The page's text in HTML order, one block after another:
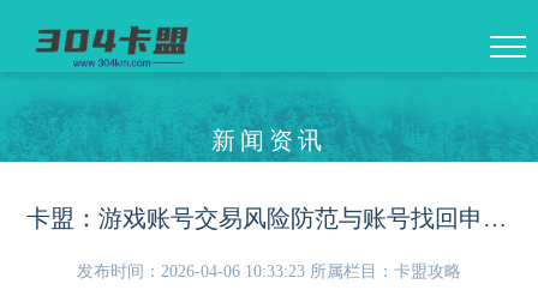
新闻资讯
卡盟：游戏账号交易风险防范与账号找回申诉流程全指南
发布时间：2026-04-06 10:33:23 所属栏目：卡盟攻略